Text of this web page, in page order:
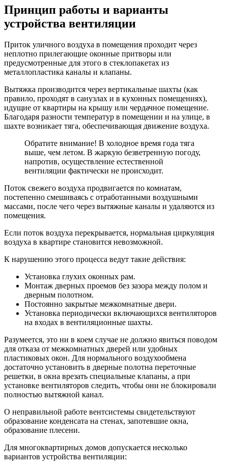
Принцип работы и варианты
устройства вентиляции
Приток уличного воздуха в помещения проходит через
неплотно прилегающие оконные притворы или
предусмотренные для этого в стеклопакетах из
металлопластика каналы и клапаны.
Вытяжка производится через вертикальные шахты (как
правило, проходят в санузлах и в кухонных помещениях),
идущие от квартиры на крышу или чердачное помещение.
Благодаря разности температур в помещении и на улице, в
шахте возникает тяга, обеспечивающая движение воздуха.
Обратите внимание! В холодное время года тяга
выше, чем летом. В жаркую безветренную погоду,
напротив, осуществление естественной
вентиляции фактически не происходит.
Поток свежего воздуха продвигается по комнатам,
постепенно смешиваясь с отработанными воздушными
массами, после чего через вытяжные каналы и удаляются из
помещения.
Если поток воздуха перекрывается, нормальная циркуляция
воздуха в квартире становится невозможной.
К нарушению этого процесса ведут такие действия:
Установка глухих оконных рам.
Монтаж дверных проемов без зазора между полом и
дверным полотном.
Постоянно закрытые межкомнатные двери.
Установка периодически включающихся вентиляторов
на входах в вентиляционные шахты.
Разумеется, это ни в коем случае не должно явиться поводом
для отказа от межкомнатных дверей или удобных
пластиковых окон. Для нормального воздухообмена
достаточно установить в дверные полотна переточные
решетки, в окна врезать специальные клапаны, а при
установке вентиляторов следить, чтобы они не блокировали
полностью вытяжной канал.
О неправильной работе вентсистемы свидетельствуют
образование конденсата на стенах, запотевшие окна,
образование плесени.
Для многоквартирных домов допускается несколько
вариантов устройства вентиляции: